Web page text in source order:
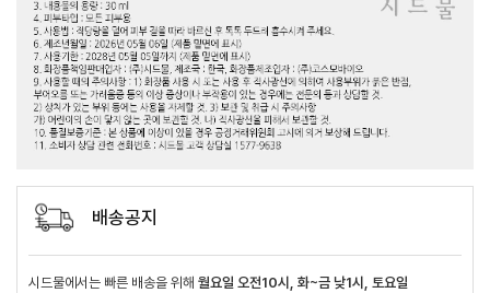
배송공지
시드물에서는 빠른 배송을 위해 월요일 오전10시, 화~금 낮1시, 토요일